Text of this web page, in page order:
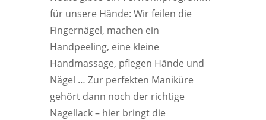
für unsere Hände: Wir feilen die
Fingernägel, machen ein
Handpeeling, eine kleine
Handmassage, pflegen Hände und
Nägel … Zur perfekten Maniküre
gehört dann noch der richtige
Nagellack – hier bringt die